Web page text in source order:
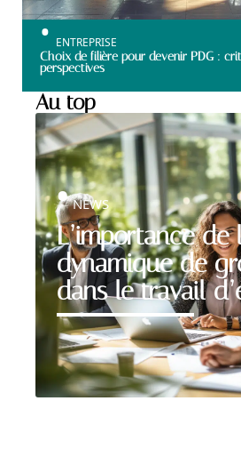
ENTREPRISE
Choix de filière pour devenir PDG :
perspectives
Au top
L’importance de
dynamique de
dans le travail
NEWS